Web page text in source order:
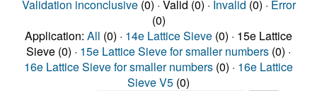
Validation inconclusive(0) · Valid (0) · Invalid (0) · Error
(0)
Application: All (0) · 14e Lattice Sieve (0) · 15e Lattice
Sieve (0) · 15e Lattice Sieve for smaller numbers (0) ·
16e Lattice Sieve for smaller numbers (0) · 16e Lattice
Sieve V5 (0)